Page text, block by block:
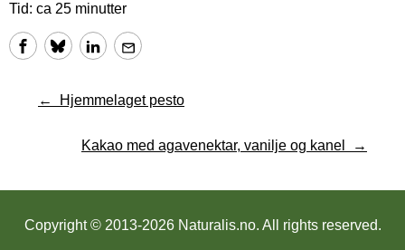
Tid: ca 25 minutter
Hjemmelaget pesto
Kakao med agavenektar, vanilje og kanel
Copyright © 2013-2026 Naturalis.no. All rights reserved.